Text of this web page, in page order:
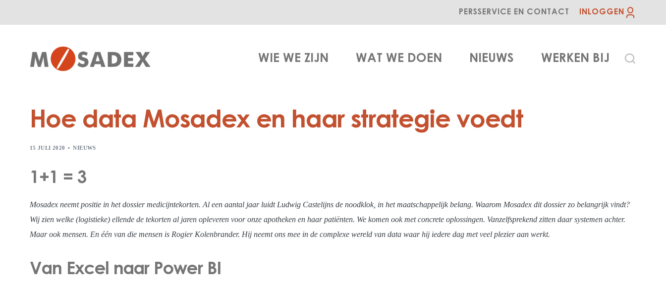
PERSSERVICE EN CONTACT INLOGGEN
WIE WE ZIJN WAT WE DOEN NIEUWS WERKEN BIJ
Hoe data Mosadex en haar strategie voedt
15 JULI 2020 NIEUWS
1+1 = 3
Mosadex neemt positie in het dossier medicijntekorten. Al een aantal jaar luidt Ludwig Castelijns de noodklok, in het maatschappelijk belang. Waarom Mosadex dit dossier zo belangrijk vindt?
Wij zien welke (logistieke) ellende de tekorten al jaren opleveren voor onze apotheken en haar patiënten. We komen ook met concrete oplossingen. Vanzelfsprekend zitten daar systemen achter.
Maar ook mensen. En één van die mensen is Rogier Kolenbrander. Hij neemt ons mee in de complexe wereld van data waar hij iedere dag met veel plezier aan werkt.
Van Excel naar Power BI